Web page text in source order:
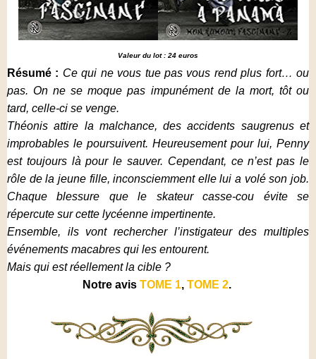
Valeur du lot : 24 euros
Résumé : Ce qui ne vous tue pas vous rend plus fort… ou
pas. On ne se moque pas impunément de la mort, tôt ou
tard, celle-ci se venge.
Théonis attire la malchance, des accidents saugrenus et
improbables le poursuivent. Heureusement pour lui, Penny
est toujours là pour le sauver. Cependant, ce n’est pas le
rôle de la jeune fille, inconsciemment elle lui a volé son job.
Chaque blessure que le skateur casse-cou évite se
répercute sur cette lycéenne impertinente.
Ensemble, ils vont rechercher l’instigateur des multiples
événements macabres qui les entourent.
Mais qui est réellement la cible ?
Notre avis TOME 1, TOME 2.